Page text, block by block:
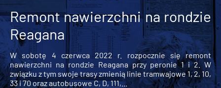
Remont nawierzchni na rondzie
Reagana
W sobotę 4 czerwca 2022 r. rozpocznie się remont
nawierzchni na rondzie Reagana przy peronie 1 i 2. W
związku z tym swoje trasy zmienią linie tramwajowe 1, 2, 10,
33 i 70 oraz autobusowe C, D, 111,...